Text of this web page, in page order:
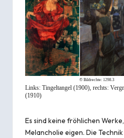
© Bildrechte: 1298.3
Links: Tingeltangel (1900), rechts:
(1910)
Es sind keine fröhlichen
Melancholie eigen. Die